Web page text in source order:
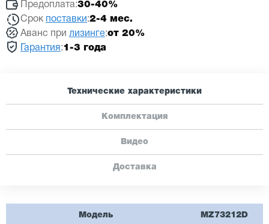
Предоплата:30-40%
Срок поставки :2-4 мес.
Аванс при лизинге:от 20%
Гарантия :1-3 года
Технические характеристики
Комплектация
Видео
Доставка
Модель MZ73212D